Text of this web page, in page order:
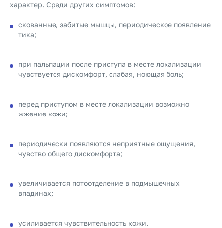
характер. Среди других симптомов:
скованные, забитые мышцы, периодическое появление
тика;
при пальпации после приступа в месте локализации
чувствуется дискомфорт, слабая, ноющая боль;
перед приступом в месте локализации возможно
жжение кожи;
периодически появляются неприятные ощущения,
чувство общего дискомфорта;
увеличивается потоотделение в подмышечных
впадинах;
усиливается чувствительность кожи.